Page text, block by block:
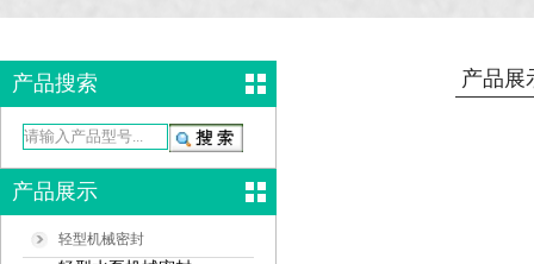
产品搜索
产品展示
轻型机械密封
产品展